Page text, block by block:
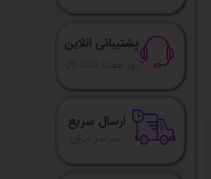
پشتیبانی انلاین
ارسال سریع